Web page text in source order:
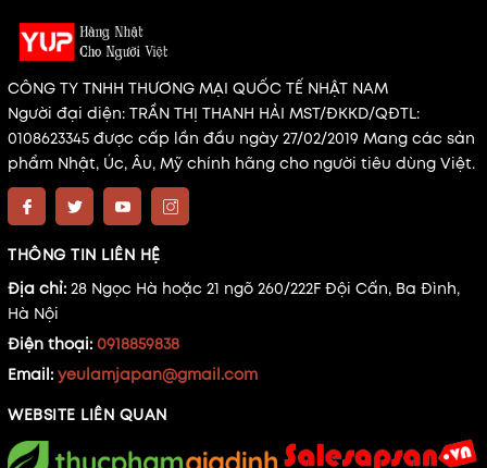
CÔNG TY TNHH THƯƠNG MẠI QUỐC TẾ NHẬT NAM
Người đại diện: TRẦN THỊ THANH HẢI MST/ĐKKD/QĐTL:
0108623345 được cấp lần đầu ngày 27/02/2019 Mang các sản
phẩm Nhật, Úc, Âu, Mỹ chính hãng cho người tiêu dùng Việt.
THÔNG TIN LIÊN HỆ
Địa chỉ: 28 Ngọc Hà hoặc 21 ngõ 260/222F Đội Cấn, Ba Đình,
Hà Nội
Điện thoại: 0918859838
Email: yeulamjapan@gmail.com
WEBSITE LIÊN QUAN